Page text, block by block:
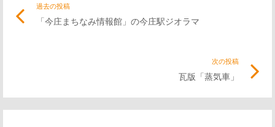
ビ
過去の投稿
「今庄まちなみ情報館」の今庄駅ジオラマ
リ
ク
次の投稿
瓦版「蒸気車」
記